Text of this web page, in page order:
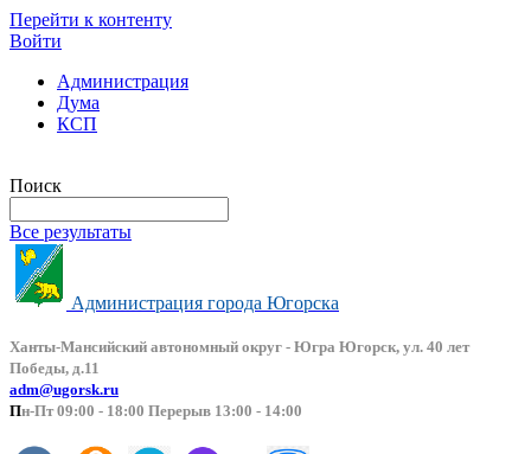
Перейти к контенту
Войти
Администрация
Дума
КСП
Поиск
Все результаты
Администрация города Югорска
Ханты-Мансийский автономный округ - Югра Югорск, ул. 40 лет
Победы, д.11
adm@ugorsk.ru
Пн-Пт 09:00 - 18:00 Перерыв 13:00 - 14:00